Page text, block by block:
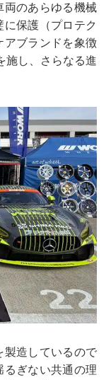
両のあらゆる機械
保護（プロテク
アブランドを象徴
施し、さらなる進
製造しているので
るぎない共通の理